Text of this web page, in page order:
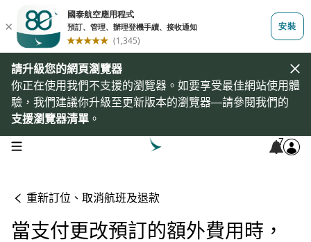
請升級您的網頁瀏覽器
你正在使用我們不支援的瀏覽器。如要享受最佳網站使用體
驗，我們建議你升級至更新版本的瀏覽器—請參閱我們的
支援瀏覽器清單 。
open navigation menu 7
重新訂位、取消航班及退款
當支付更改預訂的額外費用時，